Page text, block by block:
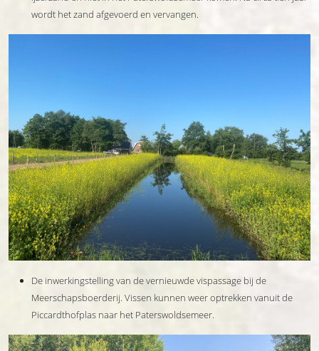
wordt het zand afgevoerd en vervangen.
De inwerkingstelling van de vernieuwde vispassage bij de
Meerschapsboerderij. Vissen kunnen weer optrekken vanuit de
Piccardthofplas naar het Paterswoldsemeer.